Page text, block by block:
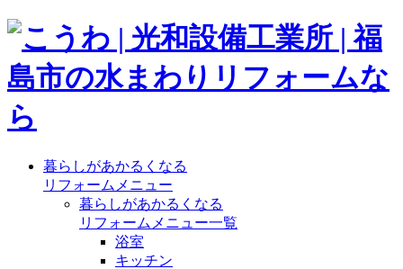
暮らしがあかるくなる
リフォームメニュー
暮らしがあかるくなる
リフォームメニュー一覧
浴室
キッチン